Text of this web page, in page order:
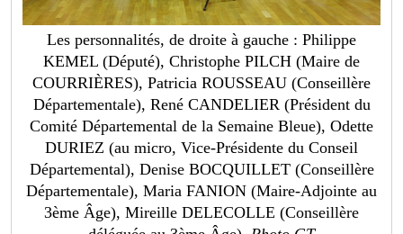
Les personnalités, de droite à gauche : Philippe
KEMEL (Député), Christophe PILCH (Maire de
COURRIÈRES), Patricia ROUSSEAU (Conseillère
Départementale), René CANDELIER (Président du
Comité Départemental de la Semaine Bleue), Odette
DURIEZ (au micro, Vice-Présidente du Conseil
Départemental), Denise BOCQUILLET (Conseillère
Départementale), Maria FANION (Maire-Adjointe au
3ème Âge), Mireille DELECOLLE (Conseillère